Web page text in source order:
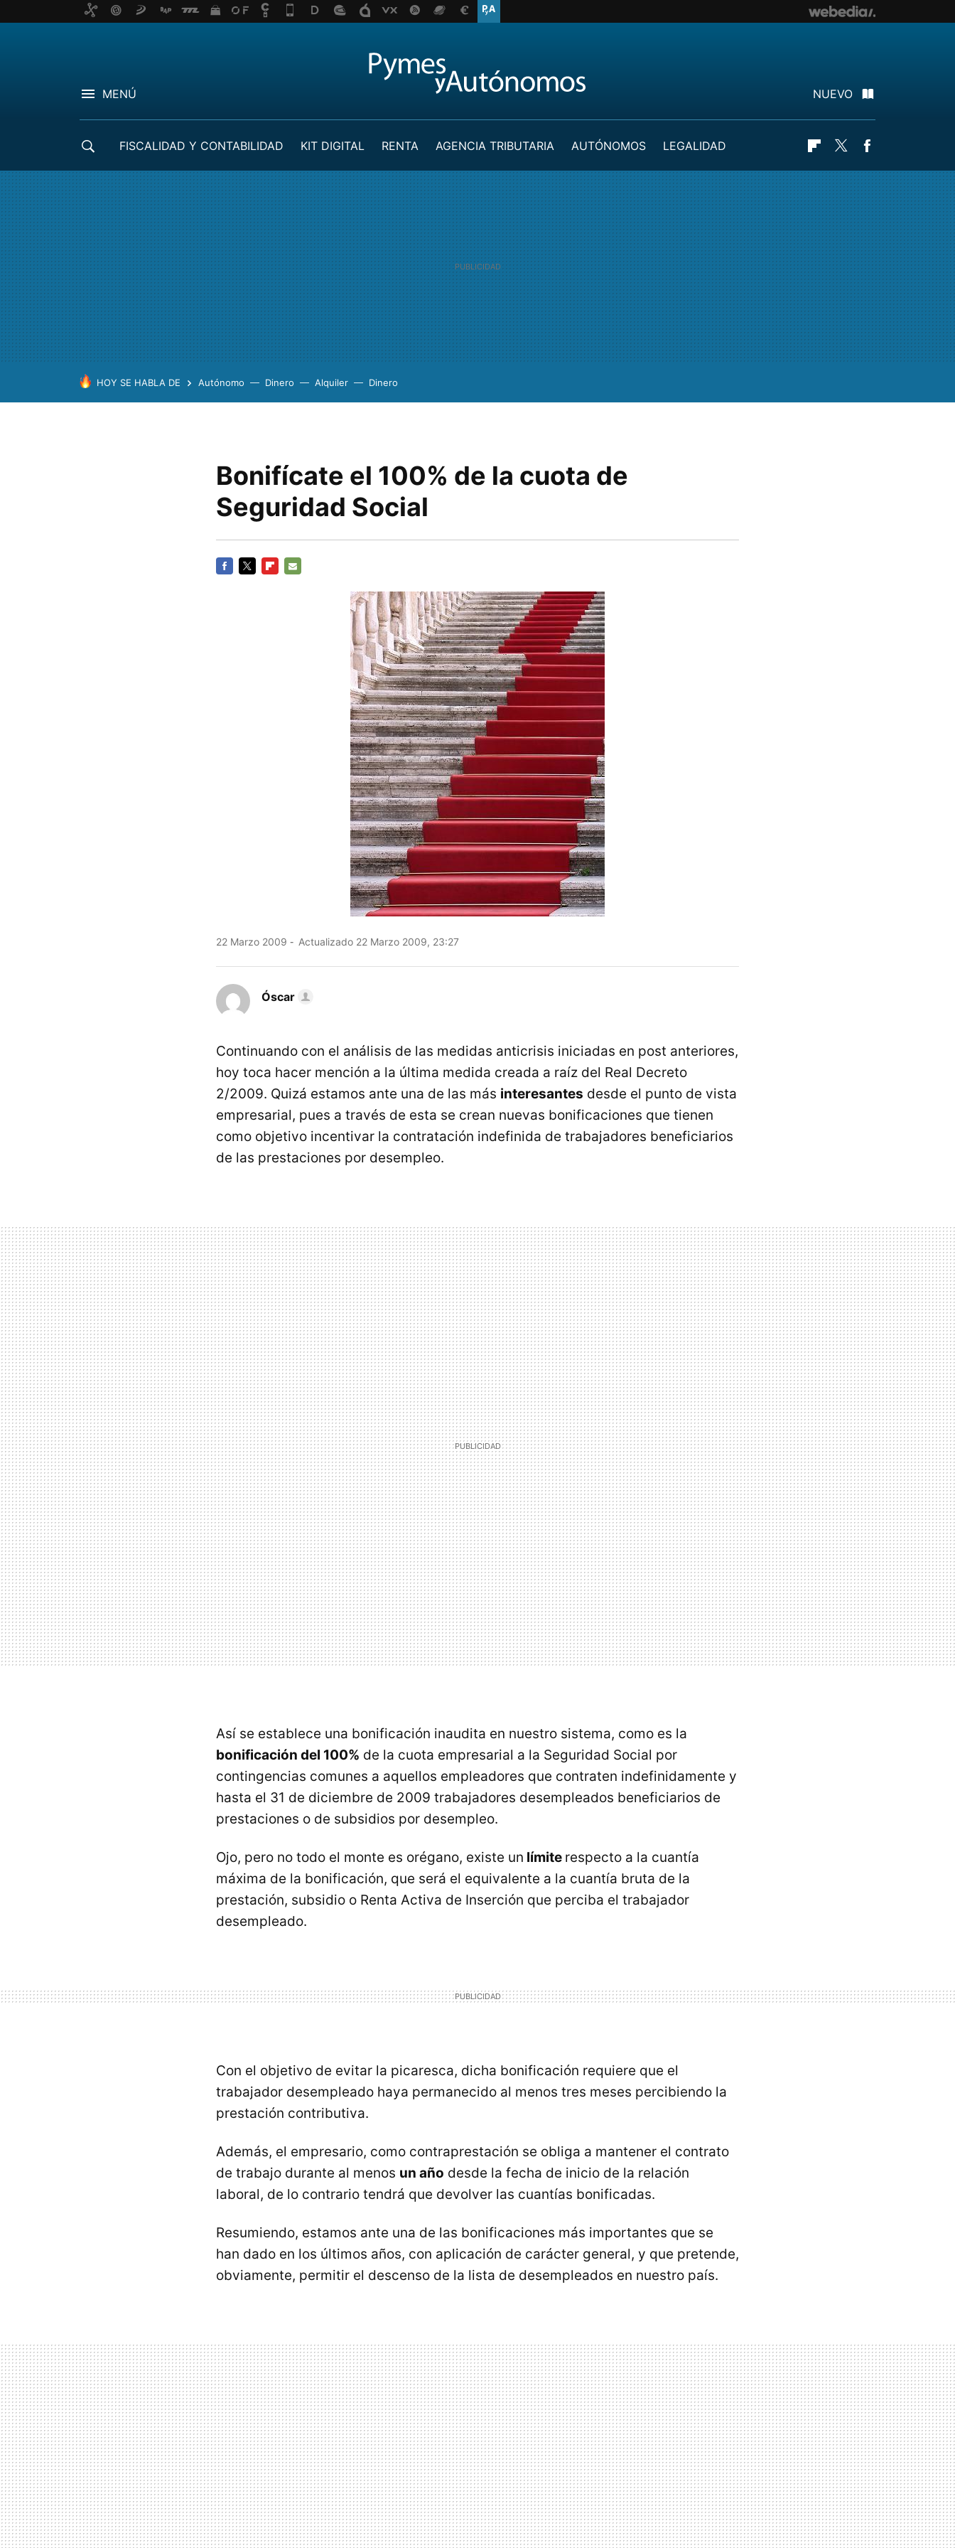
MENÚ NUEVO
FISCALIDAD Y CONTABILIDAD KIT DIGITAL RENTA AGENCIA TRIBUTARIA AUTÓNOMOS
LEGALIDAD
Flipboard
Twitter
HOY SE HABLA DE Autónomo Dinero Alquiler Dinero
Bonifícate el 100% de la cuota de
Seguridad Social
22 Marzo 2009 Actualizado 22 Marzo 2009, 23:27
Óscar
Continuando con el análisis de las medidas anticrisis iniciadas en post anteriores,
hoy toca hacer mención a la última medida creada a raíz del Real Decreto
2/2009. Quizá estamos ante una de las más interesantes desde el punto de vista
empresarial, pues a través de esta se crean nuevas bonificaciones que tienen
como objetivo incentivar la contratación indefinida de trabajadores beneficiarios
de las prestaciones por desempleo.
Así se establece una bonificación inaudita en nuestro sistema, como es la
bonificación del 100% de la cuota empresarial a la Seguridad Social por
contingencias comunes a aquellos empleadores que contraten indefinidamente y
hasta el 31 de diciembre de 2009 trabajadores desempleados beneficiarios de
prestaciones o de subsidios por desempleo.
Ojo, pero no todo el monte es orégano, existe un límite respecto a la cuantía
máxima de la bonificación, que será el equivalente a la cuantía bruta de la
prestación, subsidio o Renta Activa de Inserción que perciba el trabajador
desempleado.
Con el objetivo de evitar la picaresca, dicha bonificación requiere que el
trabajador desempleado haya permanecido al menos tres meses percibiendo la
prestación contributiva.
Además, el empresario, como contraprestación se obliga a mantener el contrato
de trabajo durante al menos un año desde la fecha de inicio de la relación
laboral, de lo contrario tendrá que devolver las cuantías bonificadas.
Resumiendo, estamos ante una de las bonificaciones más importantes que se
han dado en los últimos años, con aplicación de carácter general, y que pretende,
obviamente, permitir el descenso de la lista de desempleados en nuestro país.